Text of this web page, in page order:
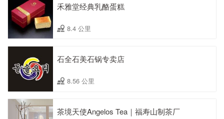
禾雅堂经典乳酪蛋糕
8.4 公里
石全石美石锅专卖店
8.56 公里
茶境天使Angelos Tea｜福寿山制茶厂